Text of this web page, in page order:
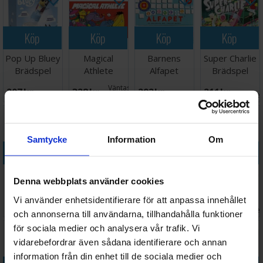
Samtycke Information Om
Denna webbplats använder cookies
Vi använder enhetsidentifierare för att anpassa innehållet
och annonserna till användarna, tillhandahålla funktioner
för sociala medier och analysera vår trafik. Vi
vidarebefordrar även sådana identifierare och annan
information från din enhet till de sociala medier och
Köp
Pop Up Bluey
Brädspel
207 SEK
Köp
Magical
Athlete
Brädspel
328 SEKVäntas in:
Köp
Barnens
Alfapet
292 SEK
Köp
Super Charlie
Brädspel
211 SEK I
Köp
STORT og
morsomt -
NORSK
363 SEK
Gabbys
Dollhouse
Kortspel
120 SEK I lager:
Havets
Hemlighet
Brädspel
334 SEK I lager: 5
spelet
Brädspel
168 SEK I